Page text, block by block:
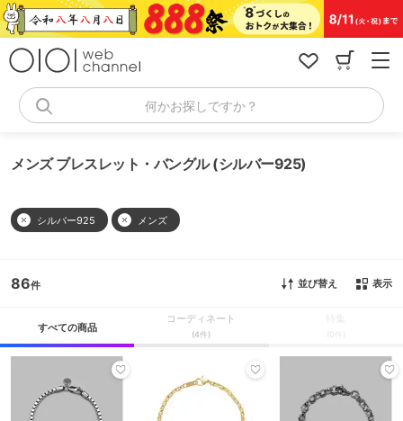
コ
ン
何かお探しですか？
メンズ ブレスレット・バングル (シルバー925)
シルバー925 メンズ
86 並び替え 表示
すべての商品
コーディネート
(4件) (0件)